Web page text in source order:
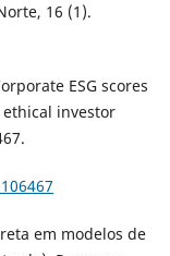
16 (1).
ESG scores
investor
em modelos de